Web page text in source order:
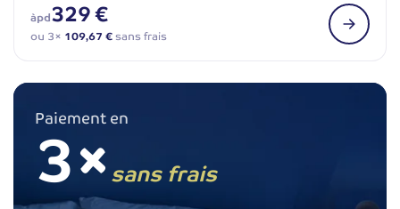
àpd329 €
ou 3× 109,67 €sans frais
Paiement en
3× sans frais